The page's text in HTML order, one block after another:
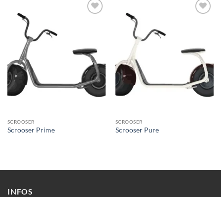
SCROOSER
Scrooser Prime
SCROOSER
Scrooser Pure
INFOS